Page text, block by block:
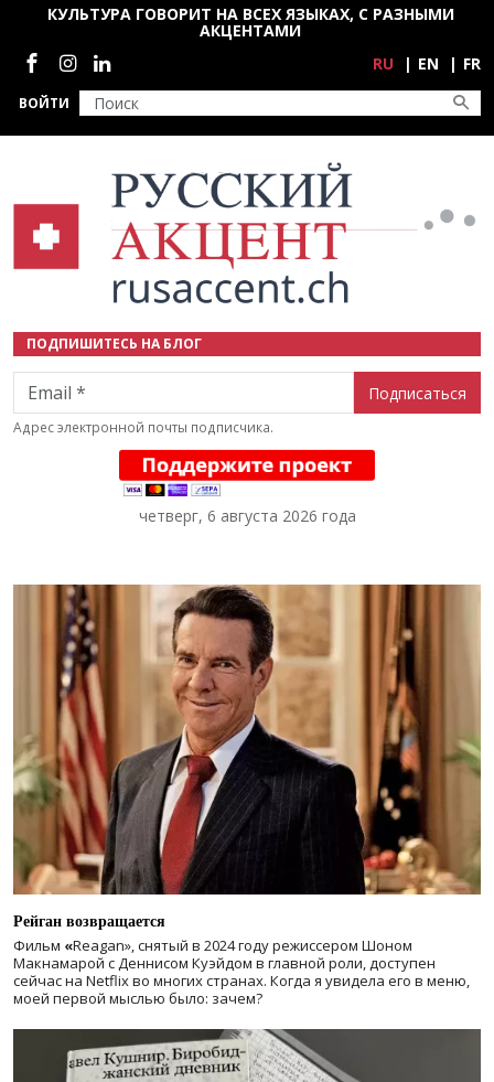
Перейти к основному содержанию
ВОЙТИ
КУЛЬТУРА ГОВОРИТ НА ВСЕХ ЯЗЫКАХ, С РАЗНЫМИ
АКЦЕНТАМИ
Социальные сети
RU EN FR
ПОДПИШИТЕСЬ НА БЛОГ
Email
Адрес электронной почты подписчика.
четверг, 6 августа 2026 года
Рейган возвращается
Фильм «Reagan», снятый в 2024 годурежиссером Шоном
Макнамарой с Деннисом Куэйдом в главной роли, доступен
сейчас на Netflix во многих странах. Когда я увидела его в меню,
моей первой мыслью было: зачем?